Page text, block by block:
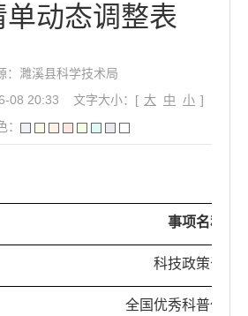
单动态调整表
：濉溪县科学技术局
08 20:33
文字大小：[ 大 中 小 ]
：
事项名称
科技政策咨询
全国优秀科普作品